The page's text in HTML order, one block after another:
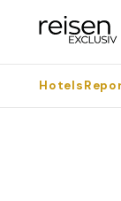
Hotels